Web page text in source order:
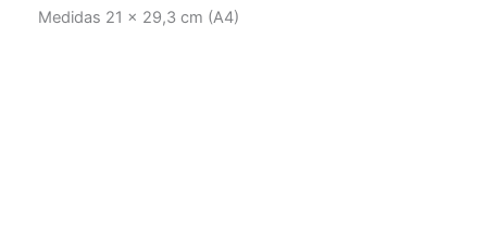
Medidas 21 x 29,3 cm (A4)